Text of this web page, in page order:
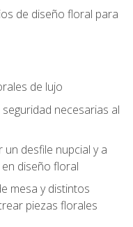
de diseño floral para
de lujo
necesarias al
desfile nupcial y a
diseño floral
mesa y distintos
piezas florales